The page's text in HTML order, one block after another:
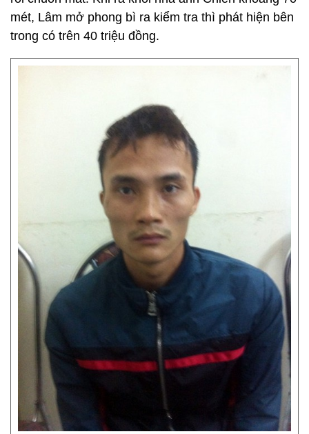
mét, Lâm mở phong bì ra kiểm tra thì phát hiện bên
trong có trên 40 triệu đồng.